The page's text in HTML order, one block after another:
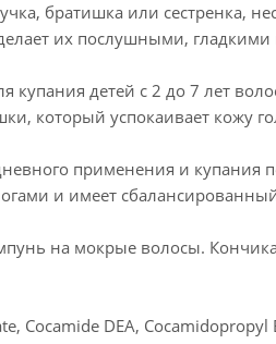
братишка или сестренка,
их послушными,
купания детей с 2 до 7 лет
который успокаивает кожу
применения и купания
и имеет
на мокрые волосы.
Cocamide DEA,